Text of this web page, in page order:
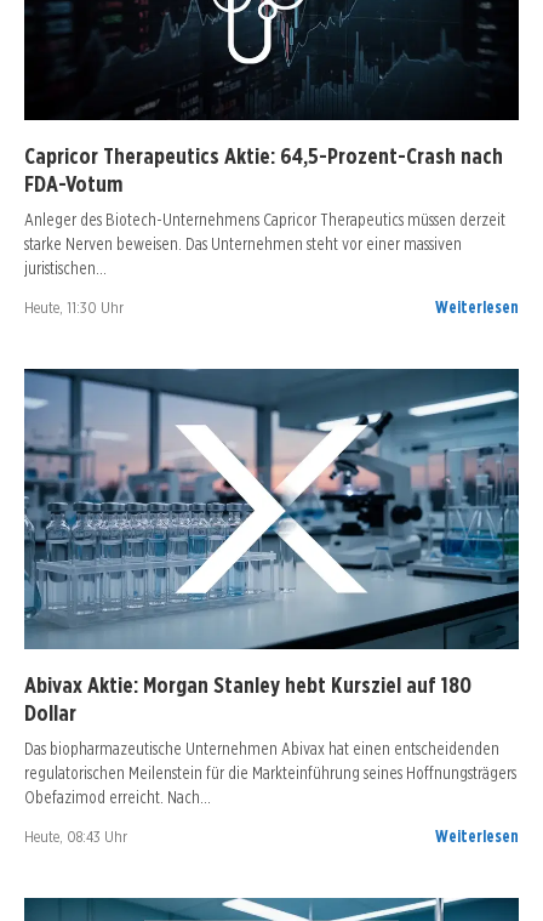
Capricor Therapeutics Aktie: 64,5-Prozent-Crash nach
FDA-Votum
Anleger des Biotech-Unternehmens Capricor Therapeutics müssen derzeit
starke Nerven beweisen. Das Unternehmen steht vor einer massiven
juristischen…
Heute, 11:30 Uhr Weiterlesen
Abivax Aktie: Morgan Stanley hebt Kursziel auf 180
Dollar
Das biopharmazeutische Unternehmen Abivax hat einen entscheidenden
regulatorischen Meilenstein für die Markteinführung seines Hoffnungsträgers
Obefazimod erreicht. Nach…
Heute, 08:43 Uhr Weiterlesen